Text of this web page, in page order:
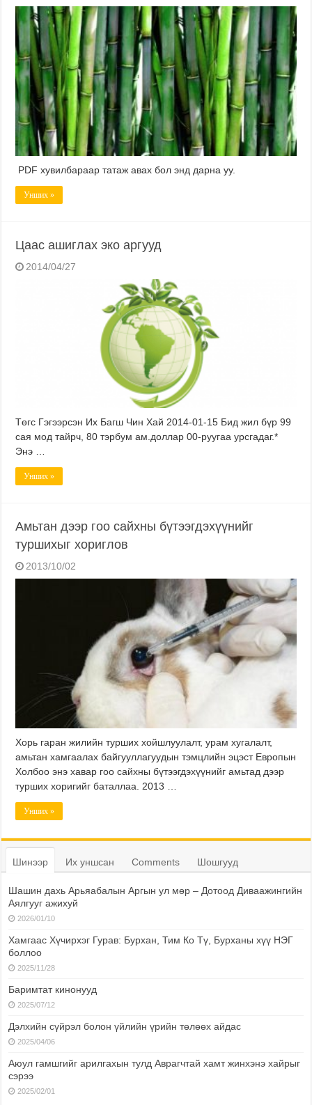
PDF хувилбараар татаж авах бол энд дарна уу.
Унших »
Цаас ашиглах эко аргууд
2014/04/27
Төгс Гэгээрсэн Их Багш Чин Хай 2014-01-15 Бид жил бүр 99
сая мод тайрч, 80 тэрбум ам.доллар 00-руугаа урсгадаг.*
Энэ …
Унших »
Амьтан дээр гоо сайхны бүтээгдэхүүнийг
туршихыг хориглов
2013/10/02
Хорь гаран жилийн турших хойшлуулалт, урам хугалалт,
амьтан хамгаалах байгууллагуудын тэмцлийн эцэст Европын
Холбоо энэ хавар гоо сайхны бүтээгдэхүүнийг амьтад дээр
турших хоригийг баталлаа. 2013 …
Унших »
Шинээр Их уншсан Comments Шошгууд
Шашин дахь Арьяабалын Аргын ул мөр – Дотоод Диваажингийн
Аялгууг ажихуй
2026/01/10
Хамгаас Хүчирхэг Гурав: Бурхан, Тим Ко Тү, Бурханы хүү НЭГ
боллоо
2025/11/28
Баримтат кинонууд
2025/07/12
Дэлхийн сүйрэл болон үйлийн үрийн төлөөх айдас
2025/04/06
Аюул гамшгийг арилгахын тулд Аврагчтай хамт жинхэнэ хайрыг
сэрээ
2025/02/01